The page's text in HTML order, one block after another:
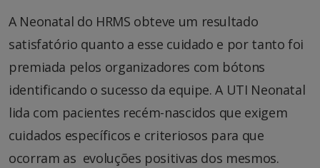
A Neonatal do HRMS obteve um resultado
satisfatório quanto a esse cuidado e por tanto foi
premiada pelos organizadores com bótons
identificando o sucesso da equipe. A UTI Neonatal
lida com pacientes recém-nascidos que exigem
cuidados específicos e criteriosos para que
ocorram as evoluções positivas dos mesmos.